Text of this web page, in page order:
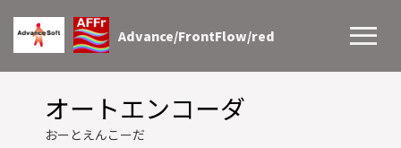
Advance/FrontFlow/red
オートエンコーダ
おーとえんこーだ